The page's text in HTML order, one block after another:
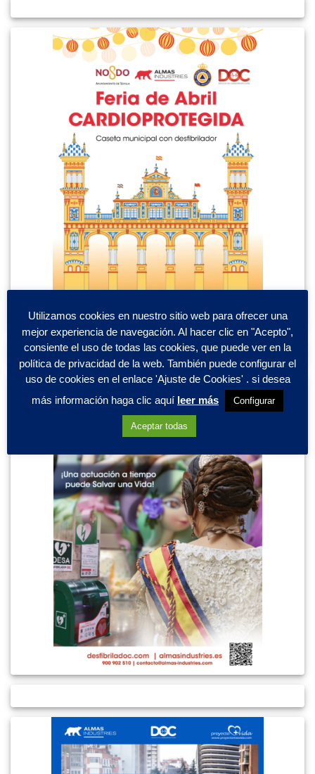
Utilizamos cookies en nuestro sitio web para ofrecer una
mejor experiencia de navegación. Al hacer clic en "Acepto",
consiente el uso de todas las cookies, que puede ver en la
política de privacidad de la web. También puede configurar el
uso de cookies en el enlace 'Ajuste de Cookies' . si desea
más información haga clic aquí leer más Configurar
Aceptar todas